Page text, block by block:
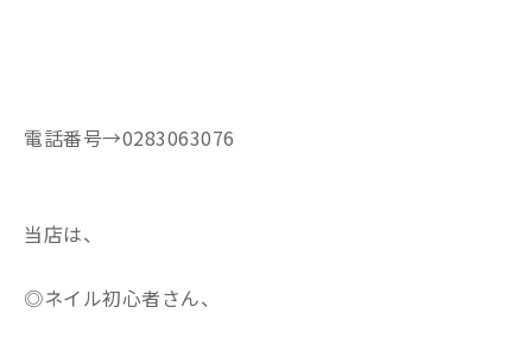
電話番号→0283063076
当店は、
◎ネイル初心者さん、